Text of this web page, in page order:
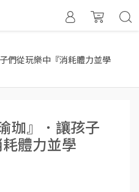
們從玩樂中『消耗體力並學
珈』．讓孩子
體力並學